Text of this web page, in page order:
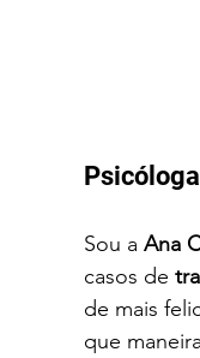
Sou a Ana
casos de
de mais
que